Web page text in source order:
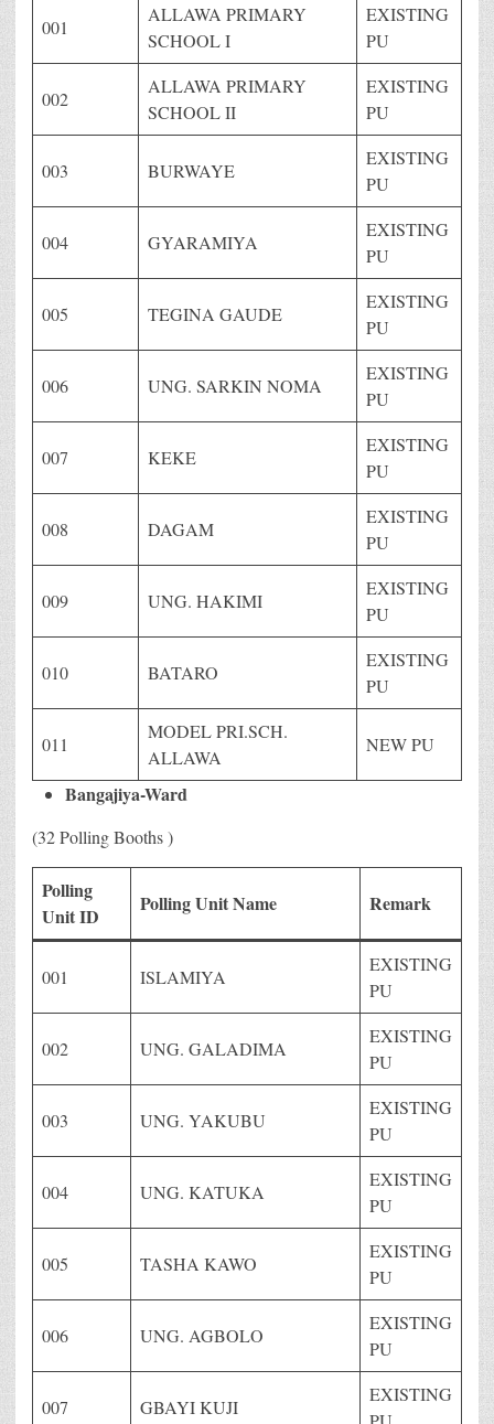
001
ALLAWA PRIMARY
SCHOOL I
EXISTING
PU
002
ALLAWA PRIMARY
SCHOOL II
EXISTING
PU
003 BURWAYE
EXISTING
PU
004 GYARAMIYA
EXISTING
PU
005 TEGINA GAUDE
EXISTING
PU
006 UNG. SARKIN NOMA
EXISTING
PU
007 KEKE
EXISTING
PU
008 DAGAM
EXISTING
PU
009 UNG. HAKIMI
EXISTING
PU
010 BATARO
EXISTING
PU
011
MODEL PRI.SCH.
ALLAWA
NEW PU
Bangajiya-Ward
(32 Polling Booths )
Polling
Unit ID
Polling Unit Name Remark
001 ISLAMIYA
EXISTING
PU
002 UNG. GALADIMA
EXISTING
PU
003 UNG. YAKUBU
EXISTING
PU
004 UNG. KATUKA
EXISTING
PU
005 TASHA KAWO
EXISTING
PU
006 UNG. AGBOLO
EXISTING
PU
007 GBAYI KUJI
EXISTING